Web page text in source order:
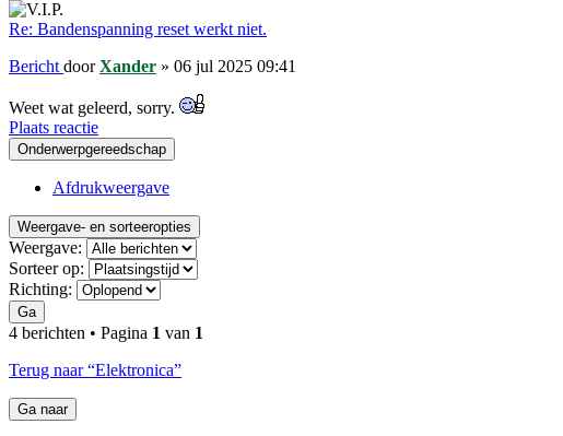
Re: Bandenspanning reset werkt niet.
Bericht doorXander » 06 jul 2025 09:41
Weet wat geleerd, sorry.
Plaats reactie
Onderwerpgereedschap
Afdrukweergave
Weergave- en sorteeropties
Weergave:
Sorteer op:
Richting:
Ga
4 berichten • Pagina 1 van 1
Terug naar “Elektronica”
Ga naar